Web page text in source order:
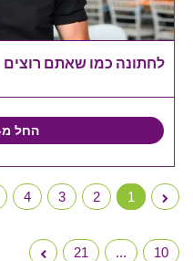
לחתונה כמו שאתם רוצים
החל מ-
1
2
3
4
10
...
21